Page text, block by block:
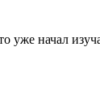
уже начал